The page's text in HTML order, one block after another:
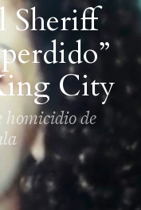
Sheriff
City
homicidio de